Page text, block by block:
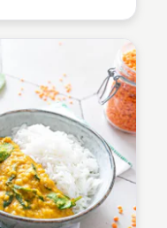
obtient une